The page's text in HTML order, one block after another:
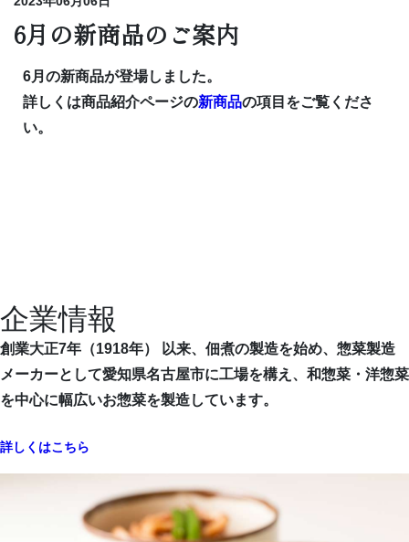
6月の新商品のご案内
6月の新商品が登場しました。
詳しくは商品紹介ページの新商品の項目をご覧くださ
い。
企業情報
創業大正7年（1918年） 以来、佃煮の製造を始め、惣菜製造
メーカーとして愛知県名古屋市に工場を構え、和惣菜・洋惣菜
を中心に幅広いお惣菜を製造しています。
詳しくはこちら